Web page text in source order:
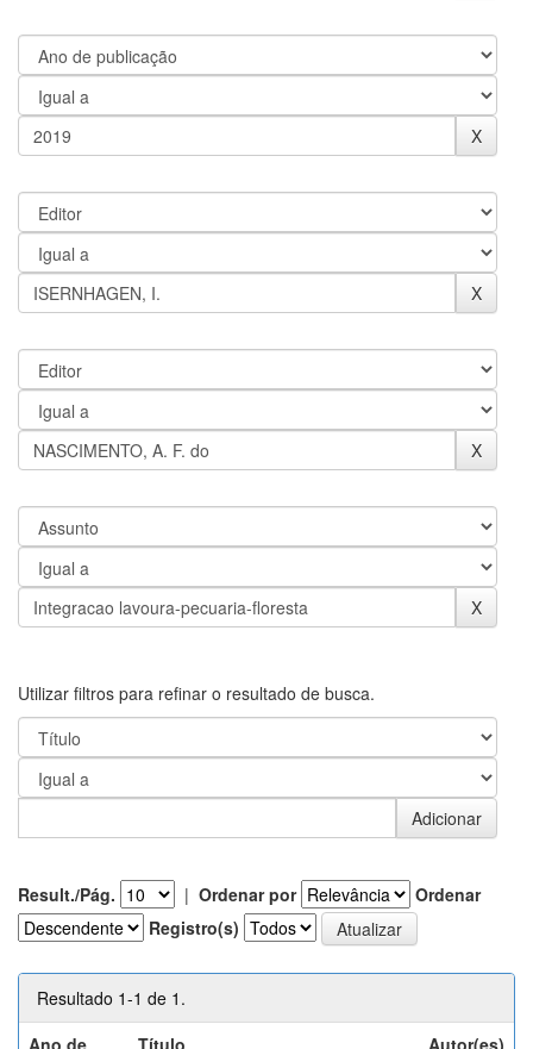
Utilizar filtros para refinar o resultado de busca.
Result./Pág. | Ordenar por
Ordenar
Registro(s)
Resultado 1-1 de 1.
Ano de
Título Autor(es)